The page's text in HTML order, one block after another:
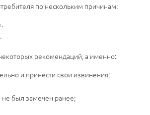
по нескольким причинам:
рекомендаций, а именно:
и принести свои извинения;
не был замечен ранее;